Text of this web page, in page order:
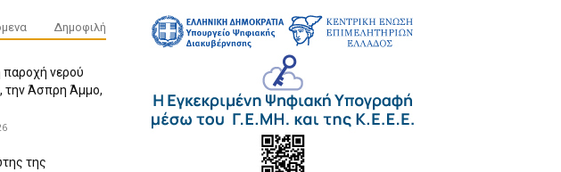
Δημοφιλή
παροχή νερού
την Άσπρη Άμμο,
της